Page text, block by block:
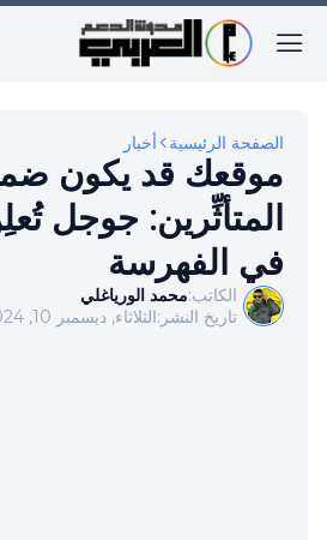
الصفحة الرئيسية أخبار
موقعك قد يكون
المتأثِّرين: جوجل
في الفهرسة
الكاتب:محمد الورياغلي
تاريخ النشر:الثلاثاء, ديسمبر 10, 2024